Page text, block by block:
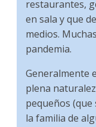
restaurantes,
en sala y que
medios.
pandemia.
Generalmente
plena
pequeños
la familia de